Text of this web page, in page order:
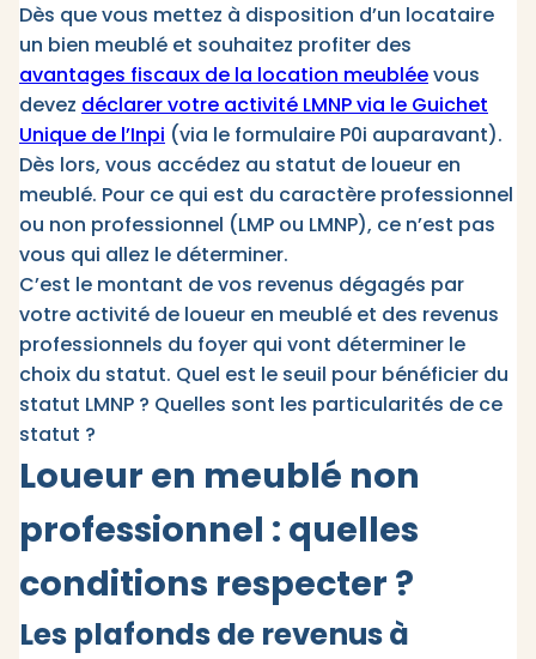
Dès que vous mettez à disposition d’un locataire
un bien meublé et souhaitez profiter des
avantages fiscaux de la location meubléevous
devez déclarer votre activité LMNP via le Guichet
Unique de l’Inpi (via le formulaire P0i auparavant).
Dès lors, vous accédez au statut de loueur en
meublé. Pour ce qui est du caractère professionnel
ou non professionnel (LMP ou LMNP), ce n’est pas
vous qui allez le déterminer.
C’est le montant de vos revenus dégagés par
votre activité de loueur en meublé et des revenus
professionnels du foyer qui vont déterminer le
choix du statut. Quel est le seuil pour bénéficier du
statut LMNP ? Quelles sont les particularités de ce
statut ?
Loueur en meublé non
professionnel : quelles
conditions respecter ?
Les plafonds de revenus à